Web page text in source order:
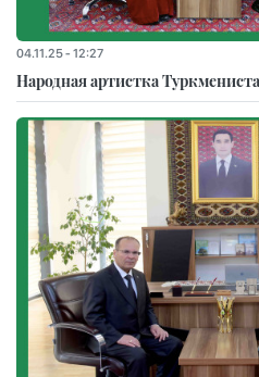
04.11.25 - 12:27
Народная артистка